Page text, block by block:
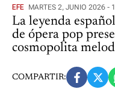
EFE MARTES 2, JUNIO 2026 -
La leyenda
de ópera pop
cosmopolita
COMPARTIR: